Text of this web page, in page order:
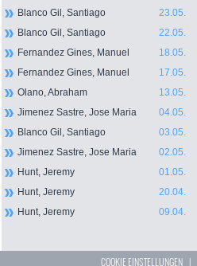
Blanco Gil, Santiago
23.05.
Blanco Gil, Santiago
22.05.
Fernandez Gines, Manuel
18.05.
Fernandez Gines, Manuel
17.05.
Olano, Abraham
13.05.
Jimenez Sastre, Jose Maria
04.05.
Blanco Gil, Santiago
03.05.
Jimenez Sastre, Jose Maria
02.05.
Hunt, Jeremy
01.05.
Hunt, Jeremy
20.04.
Hunt, Jeremy
09.04.
COOKIE EINSTELLUNGEN |